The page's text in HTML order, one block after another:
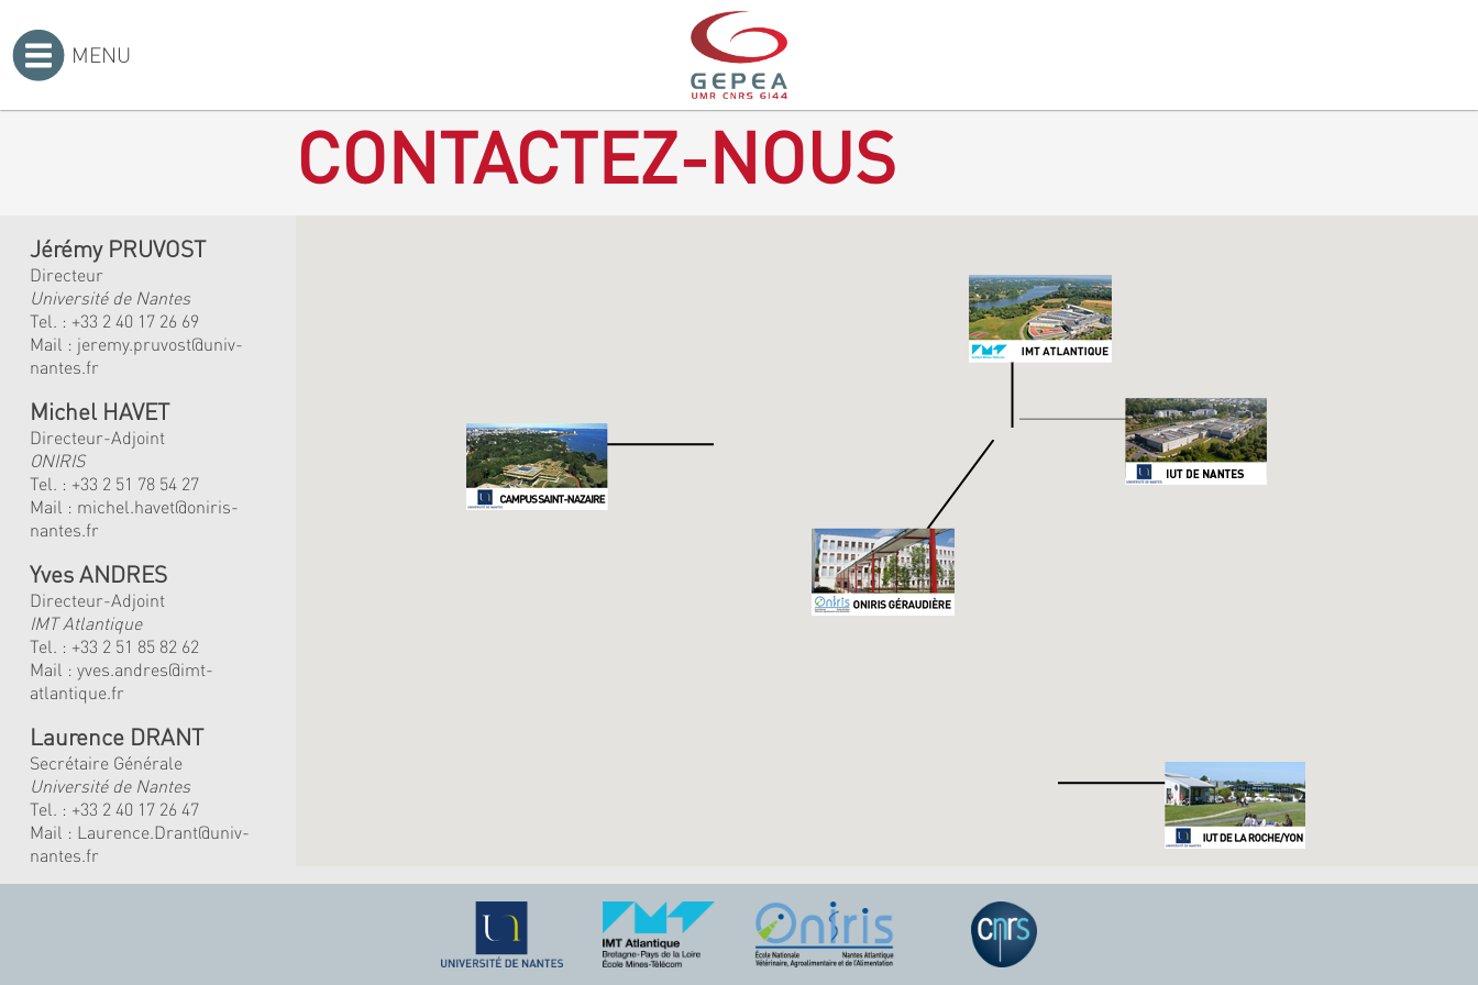
MENU
CONTACTEZ-NOUS
Jérémy PRUVOST
Directeur
Université de Nantes
Tel. : +33 2 40 17 26 69
Mail : jeremy.pruvost@univ-
nantes.fr
Michel HAVET
Directeur-Adjoint
ONIRIS
Tel. : +33 2 51 78 54 27
Mail : michel.havet@oniris-
nantes.fr
Yves ANDRES
Directeur-Adjoint
IMT Atlantique
Tel. : +33 2 51 85 82 62
Mail : yves.andres@imt-
atlantique.fr
Laurence DRANT
Secrétaire Générale
Université de Nantes
Tel. : +33 2 40 17 26 47
Mail : Laurence.Drant@univ-
nantes.fr